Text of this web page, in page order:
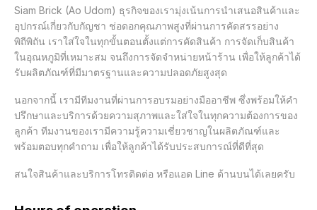
Siam Brick (Ao Udom) ธุรกิจของเรามุ่งเน้นการนำเสนอสินค้าและ
อุปกรณ์เกี่ยวกับกัญชา ช่อดอกคุณภาพสูงที่ผ่านการคัดสรรอย่าง
พิถีพิถัน เราใส่ใจในทุกขั้นตอนตั้งแต่การคัดสินค้า การจัดเก็บสินค้า
ในอุณหภูมิที่เหมาะสม จนถึงการจัดจำหน่ายหน้าร้าน เพื่อให้ลูกค้าได้
รับผลิตภัณฑ์ที่มีมาตรฐานและความปลอดภัยสูงสุด
นอกจากนี้ เรามีทีมงานที่ผ่านการอบรมอย่างมืออาชีพ ซึ่งพร้อมให้คำ
ปรึกษาและบริการด้วยความสุภาพและใส่ใจในทุกความต้องการของ
ลูกค้า ทีมงานของเรามีความรู้ความเชี่ยวชาญในผลิตภัณฑ์และ
พร้อมตอบทุกคำถาม เพื่อให้ลูกค้าได้รับประสบการณ์ที่ดีที่สุด
สนใจสินค้าและบริการโทรติดต่อ หรือแอด Line ด้านบนได้เลยครับ